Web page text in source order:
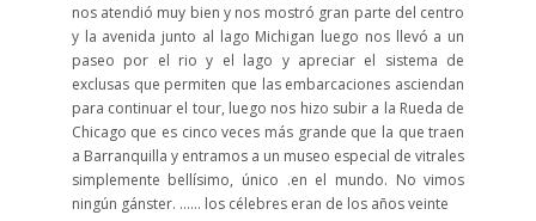
nos atendió muy bien y nos mostró gran parte del centro
y la avenida junto al lago Michigan luego nos llevó a un
paseo por el rio y el lago y apreciar el sistema de
exclusas que permiten que las embarcaciones asciendan
para continuar el tour, luego nos hizo subir a la Rueda de
Chicago que es cinco veces más grande que la que traen
a Barranquilla y entramos a un museo especial de vitrales
simplemente bellísimo, único .en el mundo. No vimos
ningún gánster. …… los célebres eran de los años veinte